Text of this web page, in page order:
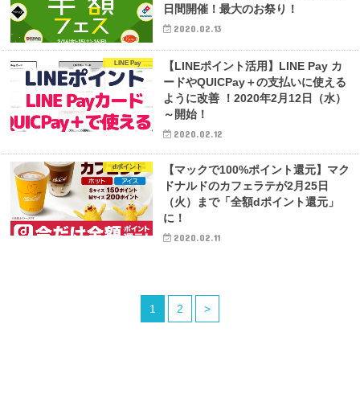
日間開催！最大のお祭り！
2020.02.13
LINE Pay
【LINEポイント活用】LINE Pay カ
ードやQUICPay＋の支払いに使える
ように改善 ！2020年2月12日（水）
～開始！
2020.02.12
dポイント
【マックで100%ポイント還元】マク
ドナルドのカフェラテが2月25日
（火）まで「全額dポイント還元」
に！
2020.02.11
1 2 >